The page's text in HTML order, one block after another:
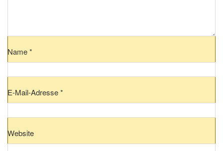
Name*
E-Mail-Adresse*
Website